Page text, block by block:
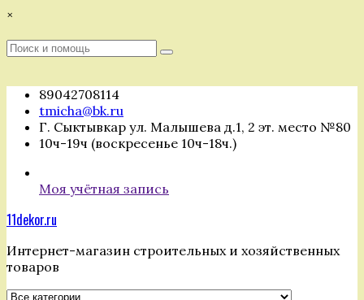
Перейти
содержимому
×
Поиск
Поиск
89042708114
tmicha@bk.ru
Г. Сыктывкар ул. Малышева д.1, 2 эт. место №80
10ч-19ч (воскресенье 10ч-18ч.)
Моя учётная запись
11dekor.ru
Интернет-магазин строительных и хозяйственных
товаров